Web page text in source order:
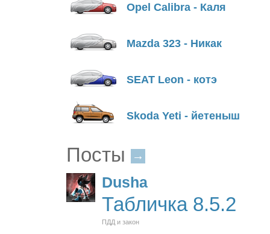
Opel Calibra - Каля
Mazda 323 - Никак
SEAT Leon - котэ
Skoda Yeti - йетеныш
Посты →
Dusha
Табличка 8.5.2
ПДД и закон